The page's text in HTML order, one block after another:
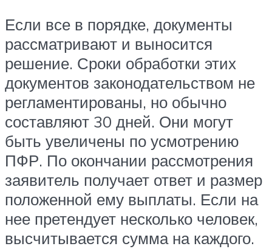
Если все в порядке, документы
рассматривают и выносится
решение. Сроки обработки этих
документов законодательством не
регламентированы, но обычно
составляют 30 дней. Они могут
быть увеличены по усмотрению
ПФР. По окончании рассмотрения
заявитель получает ответ и размер
положенной ему выплаты. Если на
нее претендует несколько человек,
высчитывается сумма на каждого.